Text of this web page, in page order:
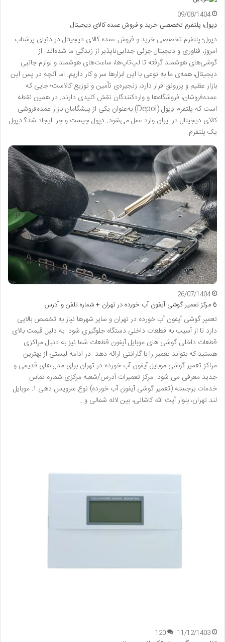
09/08/1404
دِپول؛ پلتفرم تخصصی خرید و فروش عمده کالای دیجیتال
دِپول؛ پلتفرم تخصصی خرید و فروش عمده کالای دیجیتال در دنیای پرشتاب
امروز، فناوری و دیجیتال جزئی جدایی‌ناپذیر از زندگی ما شده‌اند. از
گوشی‌های هوشمند گرفته تا لپ‌تاپ‌ها، ساعت‌های هوشمند و لوازم جانبی
دیجیتال، همه‌ی ما به نوعی با این ابزارها سر و کار داریم. اما آنچه در پس این
بازار عظیم و پررونق قرار دارد، زنجیره‌ی تأمین و توزیع کالاست؛ جایی که
عمده‌فروشان، فروشگاه‌ها و واردکنندگان نقش کلیدی دارند. در همین نقطه
است که پلتفرم دِپول (Depol) به‌عنوان یکی از پیشگامان بازار عمده‌فروشی
کالای دیجیتال در ایران وارد عمل می‌شود. دِپول چیست و چرا ایجاد شد؟ دِپول
یک پلتفرم…
26/07/1404
6 مرکز تعمیر گوشی آیفون آب خورده در تهران + شماره تلفن و آدرس
تعمیر گوشی آیفون آب خورده در تهران و سایر شهرها نیاز به تخصص بالایی
دارد تا از آسیب به قطعات داخلی دستگاه جلوگیری شود. به دلیل قیمت بالای
قطعات داخلی گوشی های موبایل آیفون قطعات شما نیز به دنبال مراکزی
هستید که بتواند تعمیر را با گارانتی ارائه دهد. در ادامه لیستی از بهترین
مراکز تعمیر گوشی موبایل آیفون آب خورده در تهران برای مدل های قدیمی و
جدید معرفی می شود. مرکز تعمیرات آدرس/شعبه مرکزی شماره تماس
خدمات برجسته (تعمیر گوشی آیفون آب خورده) نوع سرویس دهی ۱. موبایل
لند تهران، بلوار آیت الله کاشانی، بین لاله شمالی و…
11/12/1403
120